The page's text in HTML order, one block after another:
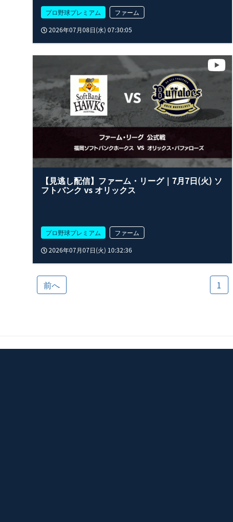
プロ野球プレミアム
ファーム
2026年07月08日(水) 07:30:05
【見逃し配信】ファーム・リーグ｜7月7日(火) ソ
フトバンク vs オリックス
プロ野球プレミアム
ファーム
2026年07月07日(火) 10:32:36
前へ 1